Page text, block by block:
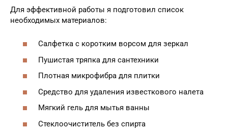
Для эффективной работы я подготовил список
необходимых материалов:
Салфетка с коротким ворсом для зеркал
Пушистая тряпка для сантехники
Плотная микрофибра для плитки
Средство для удаления известкового налета
Мягкий гель для мытья ванны
Стеклоочиститель без спирта